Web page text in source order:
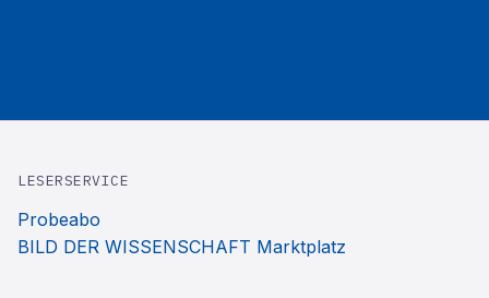
LESERSERVICE
Probeabo
BILD DER WISSENSCHAFT Marktplatz